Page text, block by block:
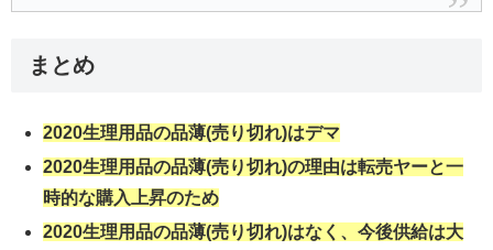
まとめ
2020生理用品の品薄(売り切れ)はデマ
2020生理用品の品薄(売り切れ)の理由は転売ヤーと一
時的な購入上昇のため
2020生理用品の品薄(売り切れ)はなく、今後供給は大